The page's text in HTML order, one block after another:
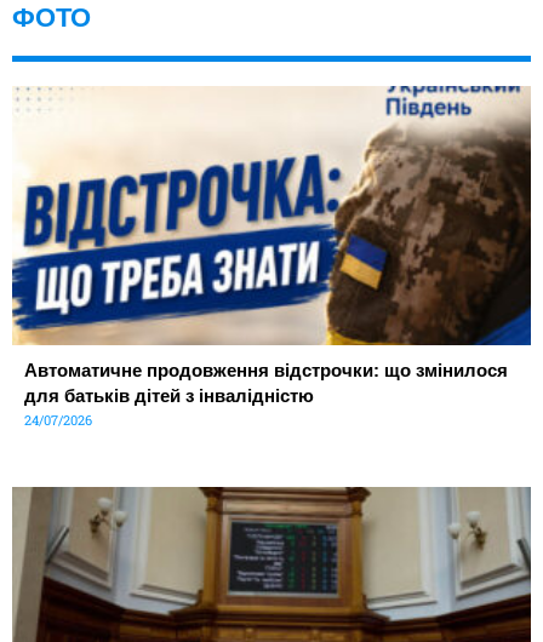
ФОТО
Автоматичне продовження відстрочки: що змінилося
для батьків дітей з інвалідністю
24/07/2026